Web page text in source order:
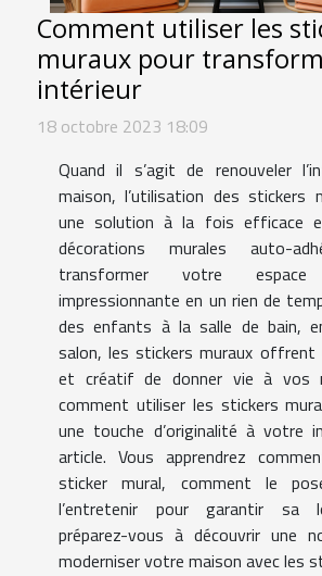
Comment utiliser les
muraux pour
intérieur
18 octobre 2023 18:09
Quand il s’agit de renouveler
maison, l’utilisation des stickers
une solution à la fois efficace
décorations murales auto-
transformer votre
impressionnante en un rien de
des enfants à la salle de bain,
salon, les stickers muraux offrent
et créatif de donner vie à vos
comment utiliser les stickers
une touche d’originalité à votre
article. Vous apprendrez
sticker mural, comment le
l’entretenir pour garantir sa
préparez-vous à découvrir une
moderniser votre maison avec les